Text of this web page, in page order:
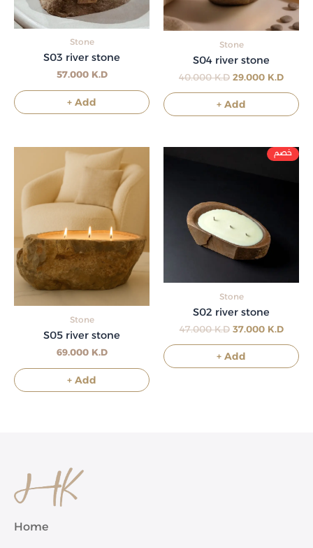
Stone
S03 river stone
57.000 K.D
+ Add
Stone
S04 river stone
40.000K.D 29.000 K.D
+ Add
Stone
S05 river stone
69.000 K.D
+ Add
Stone
S02 river stone
47.000K.D
Original
37.000 K.D
price
+ Add
Home